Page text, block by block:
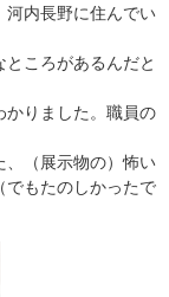
河内長野に住んでい
ころがあるんだと
かりました。職員の
、（展示物の）怖い
でもたのしかったで